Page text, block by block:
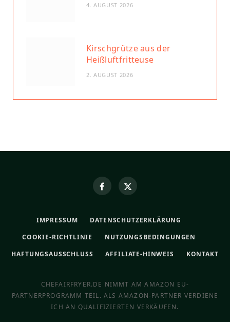
4. AUGUST 2026
Kirschgrütze aus der
Heißluftfritteuse
2. AUGUST 2026
IMPRESSUM
DATENSCHUTZERKLÄRUNG
COOKIE-RICHTLINIE
NUTZUNGSBEDINGUNGEN
HAFTUNGSAUSSCHLUSS
AFFILIATE-HINWEIS KONTAKT
CHEFAIRFRYER.DE NIMMT AM AMAZON EU-
PARTNERPROGRAMM TEIL. ALS AMAZON-PARTNER VERDIENE
ICH AN QUALIFIZIERTEN VERKÄUFEN.